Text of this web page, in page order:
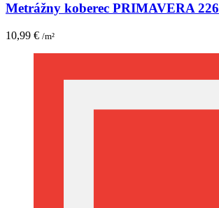
Metrážny koberec PRIMAVERA 226
10,99 € /m²